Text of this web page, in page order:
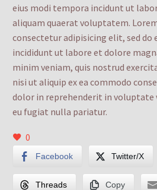
eius modi tempora incidunt ut
aliquam quaerat voluptatem.
consectetur adipisicing elit, sed do
incididunt ut labore et dolore
minim veniam, quis nostrud
nisi ut aliquip ex ea commodo
dolor in reprehenderit in voluptate
eu fugiat nulla pariatur.
0
Facebook Twitter/X
Threads Copy